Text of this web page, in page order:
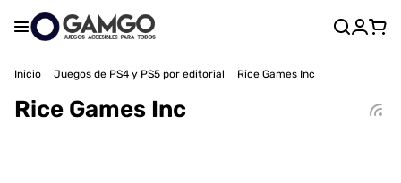
Inicio Juegos de PS4 y PS5 por editorial Rice Games Inc
Rice Games Inc